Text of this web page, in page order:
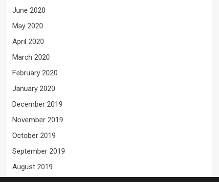
June 2020
May 2020
April 2020
March 2020
February 2020
January 2020
December 2019
November 2019
October 2019
September 2019
August 2019